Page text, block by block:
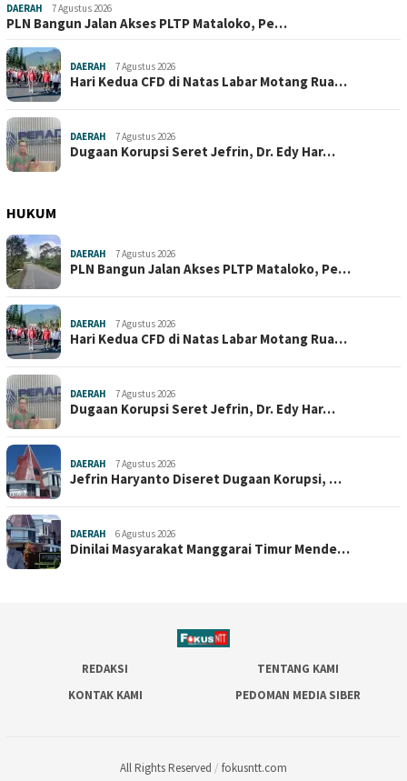
DAERAH 7 Agustus 2026
PLN Bangun Jalan Akses PLTP Mataloko, Pe…
DAERAH 7 Agustus 2026
Hari Kedua CFD di Natas Labar Motang Rua…
DAERAH 7 Agustus 2026
Dugaan Korupsi Seret Jefrin, Dr. Edy Har…
HUKUM
DAERAH 7 Agustus 2026
PLN Bangun Jalan Akses PLTP Mataloko, Pe…
DAERAH 7 Agustus 2026
Hari Kedua CFD di Natas Labar Motang Rua…
DAERAH 7 Agustus 2026
Dugaan Korupsi Seret Jefrin, Dr. Edy Har…
DAERAH 7 Agustus 2026
Jefrin Haryanto Diseret Dugaan Korupsi, …
DAERAH 6 Agustus 2026
Dinilai Masyarakat Manggarai Timur Mende…
REDAKSI
TENTANG KAMI
KONTAK KAMI
PEDOMAN MEDIA SIBER
All Rights Reserved / fokusntt.com